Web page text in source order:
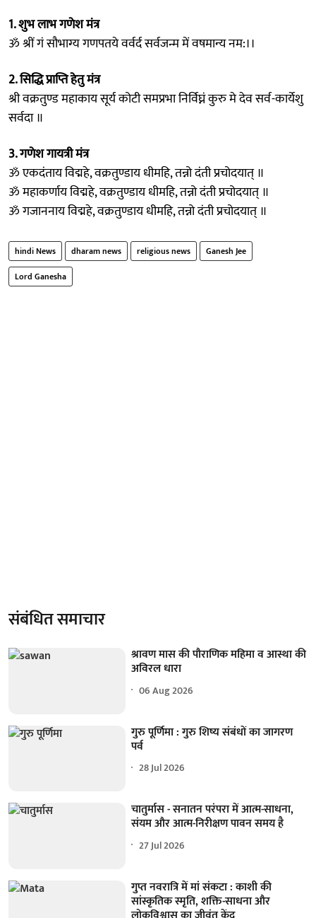
1. शुभ लाभ गणेश मंत्र
ॐ श्रीं गं सौभाग्य गणपतये वर्वर्द सर्वजन्म में वषमान्य नम:।।
2. सिद्धि प्राप्ति हेतु मंत्र
श्री वक्रतुण्ड महाकाय सूर्य कोटी समप्रभा निर्विघ्नं कुरु मे देव सर्व-कार्येशु
सर्वदा ॥
3. गणेश गायत्री मंत्र
ॐ एकदंताय विद्महे, वक्रतुण्डाय धीमहि, तन्नो दंती प्रचोदयात् ॥
ॐ महाकर्णाय विद्महे, वक्रतुण्डाय धीमहि, तन्नो दंती प्रचोदयात् ॥
ॐ गजाननाय विद्महे, वक्रतुण्डाय धीमहि, तन्नो दंती प्रचोदयात् ॥
hindi News dharam news religious news
Ganesh Jee
Lord Ganesha
संबंधित समाचार
श्रावण मास की पौराणिक महिमा व आस्था की
अविरल धारा
06 Aug 2026
गुरु पूर्णिमा : गुरु शिष्य संबंधों का जागरण
पर्व
28 Jul 2026
चातुर्मास - सनातन परंपरा में आत्म-साधना,
संयम और आत्म-निरीक्षण पावन समय है
27 Jul 2026
गुप्त नवरात्रि में मां संकटा : काशी की
सांस्कृतिक स्मृति, शक्ति-साधना और